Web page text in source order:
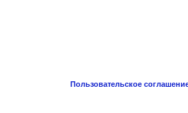
Пользовательское